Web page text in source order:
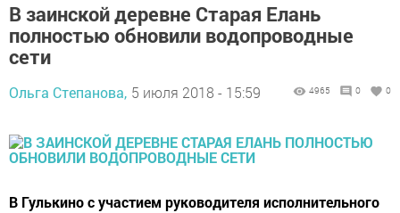
В заинской деревне Старая Елань
полностью обновили водопроводные
сети
Ольга Степанова, 5 июля 2018 - 15:59 4965 0 0
В Гулькино с участием руководителя исполнительного